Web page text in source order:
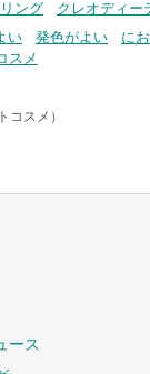
ング クレオディー
い 発色がよい に
スメ
コスメ）
ース